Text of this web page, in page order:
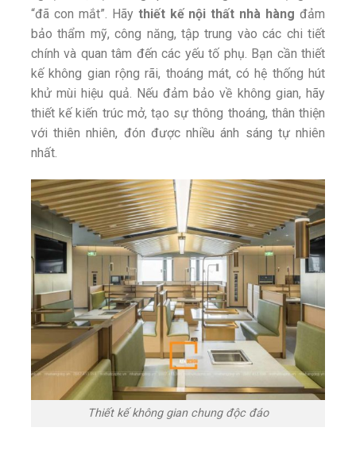
“đã con mắt”. Hãy thiết kế nội thất nhà hàng đảm
bảo thẩm mỹ, công năng, tập trung vào các chi tiết
chính và quan tâm đến các yếu tố phụ. Bạn cần thiết
kế không gian rộng rãi, thoáng mát, có hệ thống hút
khử mùi hiệu quả. Nếu đảm bảo về không gian, hãy
thiết kế kiến trúc mở, tạo sự thông thoáng, thân thiện
với thiên nhiên, đón được nhiều ánh sáng tự nhiên
nhất.
Thiết kế không gian chung độc đáo